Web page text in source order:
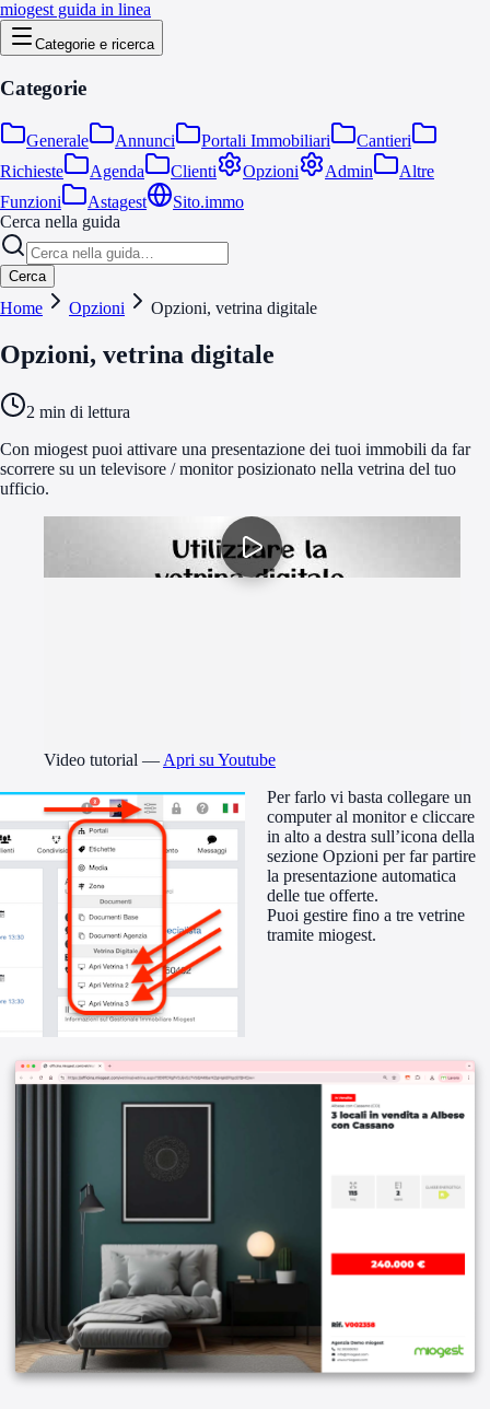
miogest guida in linea
Categorie e ricerca
Categorie
Generale Annunci Portali Immobiliari
Cantieri
Richieste
Agenda Clienti Opzioni Admin
Altre
Funzioni
Astagest
Sito.immo
Cerca nella guida
Cerca
Home Opzioni Opzioni, vetrina digitale
Opzioni, vetrina digitale
2 min di lettura
Con miogest puoi attivare una presentazione dei tuoi immobili da far
scorrere su un televisore / monitor posizionato nella vetrina del tuo
ufficio.
Video tutorial —Apri su Youtube
Per farlo vi basta collegare un
computer al monitor e cliccare
in alto a destra sull’icona della
sezione Opzioni per far partire
la presentazione automatica
delle tue offerte.
Puoi gestire fino a tre vetrine
tramite miogest.